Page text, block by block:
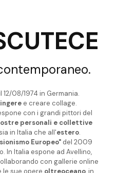
12/08/1974 in Germania.
e creare collage.
con i grandi pittori del
personali e collettive
in Italia che all'estero.
Europeo" del 2009
In Italia espone ad Avellino,
con gallerie online